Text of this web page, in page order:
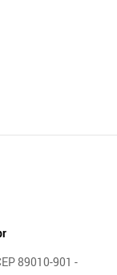
89010-901 -